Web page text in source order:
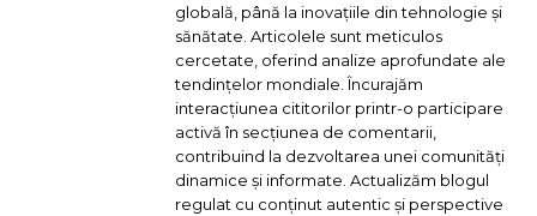
globală, până la inovațiile din tehnologie și
sănătate. Articolele sunt meticulos
cercetate, oferind analize aprofundate ale
tendințelor mondiale. Încurajăm
interacțiunea cititorilor printr-o participare
activă în secțiunea de comentarii,
contribuind la dezvoltarea unei comunități
dinamice și informate. Actualizăm blogul
regulat cu conținut autentic și perspective